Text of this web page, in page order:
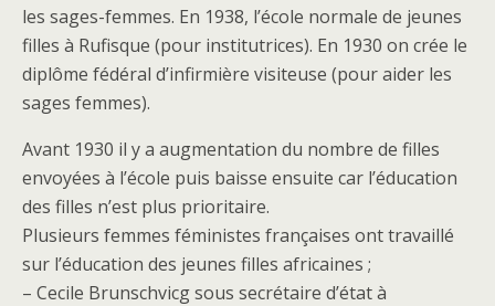
les sages-femmes. En 1938, l’école normale de jeunes
filles à Rufisque (pour institutrices). En 1930 on crée le
diplôme fédéral d’infirmière visiteuse (pour aider les
sages femmes).
Avant 1930 il y a augmentation du nombre de filles
envoyées à l’école puis baisse ensuite car l’éducation
des filles n’est plus prioritaire.
Plusieurs femmes féministes françaises ont travaillé
sur l’éducation des jeunes filles africaines ;
– Cecile Brunschvicg sous secrétaire d’état à